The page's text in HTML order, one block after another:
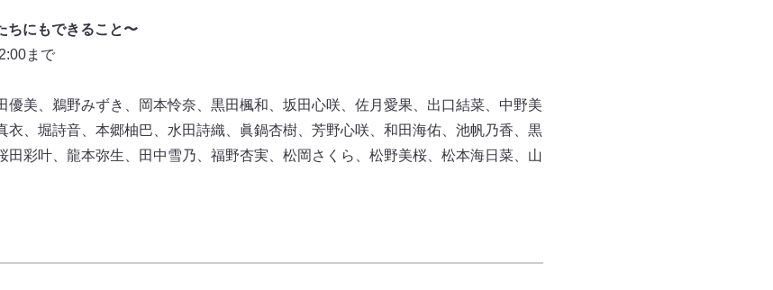
ちにもできること〜
まで
優美、鵜野みずき、岡本怜奈、黒田楓和、坂田心咲、佐月愛果、出口結菜、中野美
衣、堀詩音、本郷柚巴、水田詩織、眞鍋杏樹、芳野心咲、和田海佑、池帆乃香、黒
田彩叶、龍本弥生、田中雪乃、福野杏実、松岡さくら、松野美桜、松本海日菜、山